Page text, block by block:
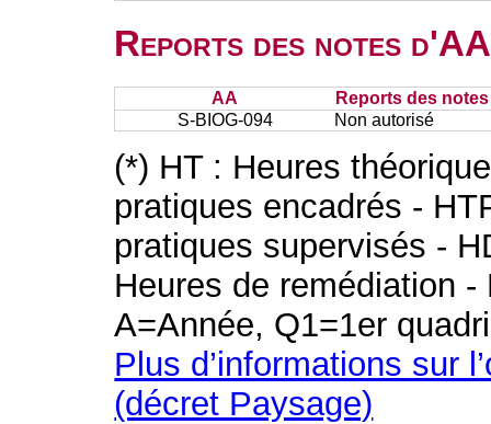
Reports des notes
AA
Reports des
S-BIOG-094
Non autorisé
(*) HT : Heures
pratiques encadrés -
pratiques supervisés -
Heures de remédiation
A=Année, Q1=1er
Plus d’informations sur
(décret Paysage)